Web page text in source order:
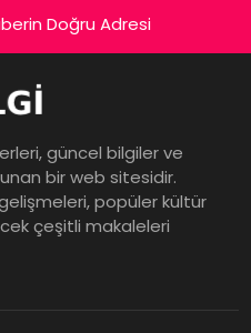
Doğru Adresi
güncel bilgiler ve
bir web sitesidir.
popüler kültür
çeşitli makaleleri